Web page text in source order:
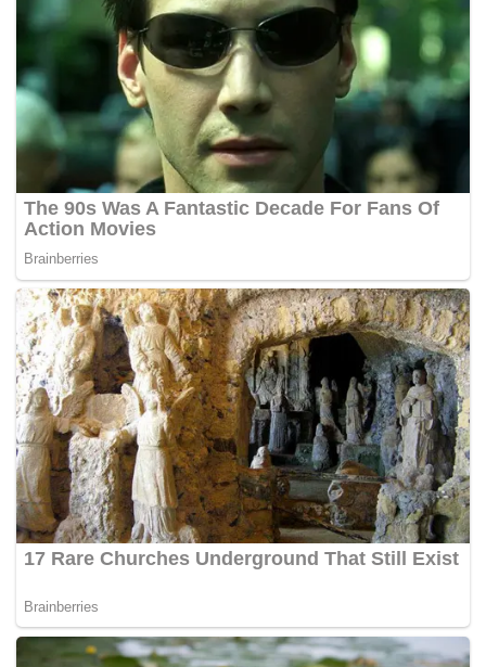
(Suruhanjaya Siasatan Diraja) dan macam-macam. Kita
akan bawa ke Kabinet kerana perkara itu perkara besar,”
katanya.
Bernama-
Tags: eksport ayam Ismail Sabri Yaakob KPDNHEP
MAFI